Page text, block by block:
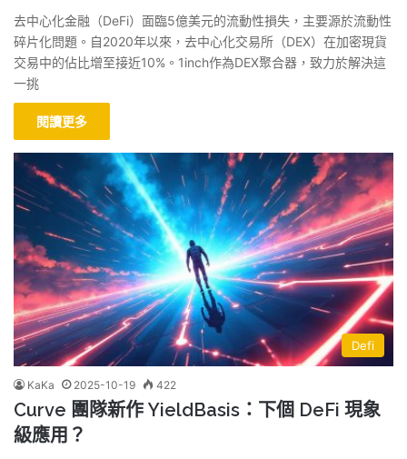
去中心化金融（DeFi）面臨5億美元的流動性損失，主要源於流動性
碎片化問題。自2020年以來，去中心化交易所（DEX）在加密現貨
交易中的佔比增至接近10%。1inch作為DEX聚合器，致力於解決這
一挑
閱讀更多
Defi
KaKa 2025-10-19 422
Curve 團隊新作 YieldBasis：下個 DeFi 現象
級應用？